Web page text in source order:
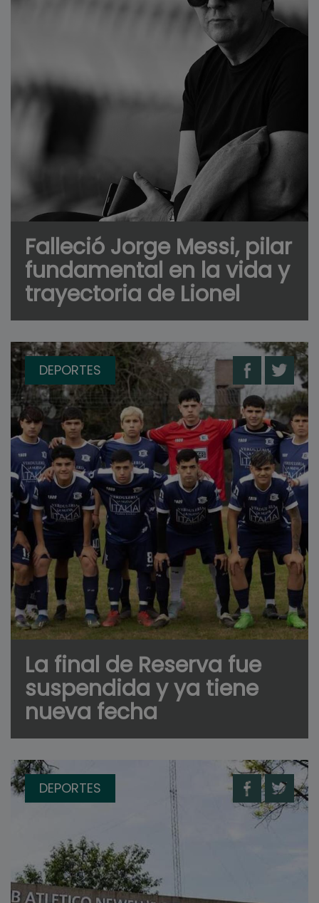
Falleció Jorge Messi, pilar
fundamental en la vida y
trayectoria de Lionel
DEPORTES
La final de Reserva fue
suspendida y ya tiene
nueva fecha
DEPORTES